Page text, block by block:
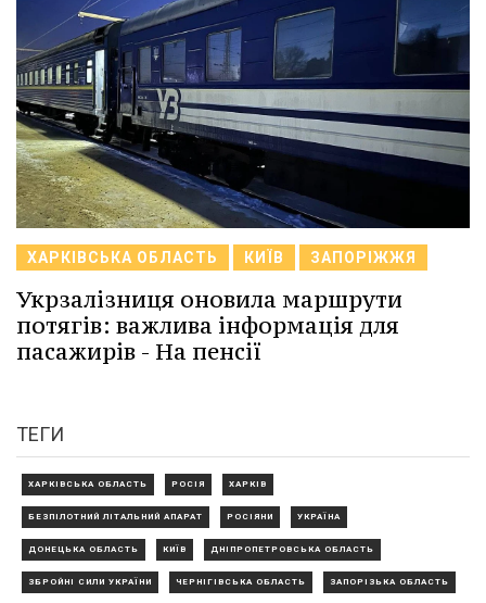
ХАРКІВСЬКА ОБЛАСТЬ КИЇВ ЗАПОРІЖЖЯ
Укрзалізниця оновила маршрути
потягів: важлива інформація для
пасажирів - На пенсії
ТЕГИ
ХАРКІВСЬКА ОБЛАСТЬ РОСІЯ ХАРКІВ
БЕЗПІЛОТНИЙ ЛІТАЛЬНИЙ АПАРАТ РОСІЯНИ УКРАЇНА
ДОНЕЦЬКА ОБЛАСТЬ КИЇВ ДНІПРОПЕТРОВСЬКА ОБЛАСТЬ
ЗБРОЙНІ СИЛИ УКРАЇНИ ЧЕРНІГІВСЬКА ОБЛАСТЬ ЗАПОРІЗЬКА ОБЛАСТЬ